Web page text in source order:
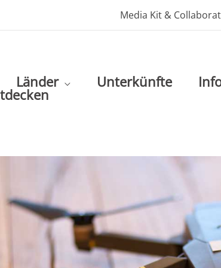
Media Kit &
Länder Unterkünfte